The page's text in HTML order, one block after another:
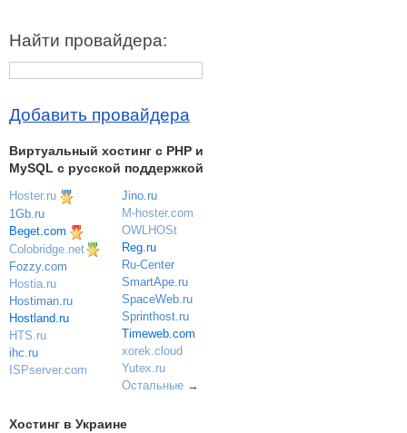
Найти провайдера:
Добавить провайдера
Виртуальный хостинг c PHP и
MySQL с русской поддержкой
Hoster.ru
1Gb.ru
Beget.com
Colobridge.net
Fozzy.com
Hostia.ru
Hostiman.ru
Hostland.ru
HTS.ru
ihc.ru
ISPserver.com
Jino.ru
M-hoster.com
OWLHOSt
Reg.ru
Ru-Center
SmartApe.ru
SpaceWeb.ru
Sprinthost.ru
Timeweb.com
xorek.cloud
Yutex.ru
Остальные→
Хостинг в Украине